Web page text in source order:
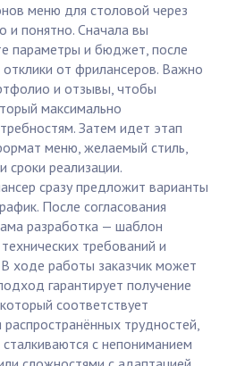
меню для столовой через
и понятно. Сначала вы
параметры и бюджет, после
отклики от фрилансеров. Важно
и отзывы, чтобы
максимально
Затем идет этап
меню, желаемый стиль,
сроки реализации.
сразу предложит варианты
После согласования
разработка — шаблон
требований и
ходе работы заказчик может
гарантирует получение
соответствует
трудностей,
с непониманием